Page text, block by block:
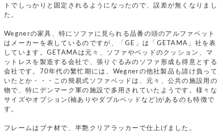
トでしっかりと固定されるようになったので、誤差が無くなりまし
た。
Wegnerの家具、特にソファに見られる品番の頭のアルファベット
はメーカーを表しているのですが、「GE」は「GETAMA」社を表
しています。GETAMAは元々、ソファやベッドのクッション、マ
ットレスを製造する会社で、張りぐるみのソファ形成も得意とする
会社です。70年代の繁忙期には、Wegnerの他社製品も請け負って
いたとか・・・この簡易式ソファベッドは、元々、公共の施設用の
物で、特にデンマーク軍の施設で多用されていたようです。様々な
サイズやオプション(袖ありやダブルベッドなど)があるのも特徴で
す。
フレームはブナ材で、半艶クリアラッカーで仕上げました。